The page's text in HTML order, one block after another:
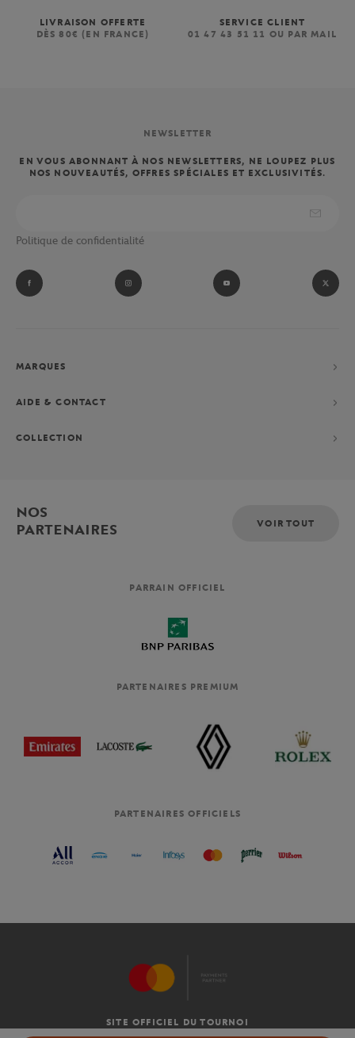
LIVRAISON OFFERTE
DÈS 80€ (EN FRANCE)
SERVICE CLIENT
01 47 43 51 11 OU PAR MAIL
NEWSLETTER
EN VOUS ABONNANT À NOS NEWSLETTERS, NE LOUPEZ PLUS
NOS NOUVEAUTÉS, OFFRES SPÉCIALES ET EXCLUSIVITÉS.
Politique de confidentialité
MARQUES
AIDE & CONTACT
COLLECTION
NOS
PARTENAIRES
VOIR TOUT
PARRAIN OFFICIEL
PARTENAIRES PREMIUM
PARTENAIRES OFFICIELS
SITE OFFICIEL DU TOURNOI